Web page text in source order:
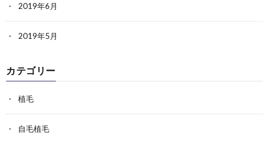
2019年6月
2019年5月
カテゴリー
植毛
自毛植毛